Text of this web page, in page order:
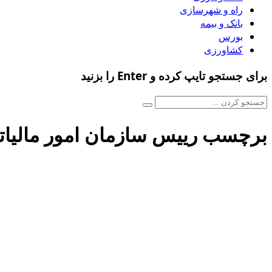
راه و شهرسازی
بانک و بیمه
بورس
کشاورزی
برای جستجو تایپ کرده و Enter را بزنید
برچسب رییس سازمان امور